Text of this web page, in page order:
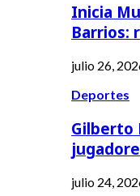
Inicia
Barrios:
julio 26,
Deportes
Gilberto
julio 24,